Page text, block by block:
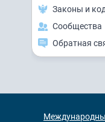
Законы и
Сообщества
Обратная